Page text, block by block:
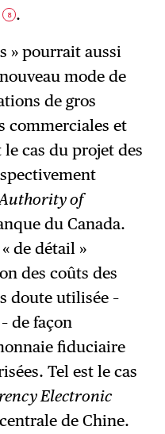
8 .
» pourrait aussi
mode de
de gros
commerciales et
cas du projet des
of
du Canada.
de détail »
des coûts des
doute utilisée –
de façon
fiduciaire
Tel est le cas
Electronic
de Chine.